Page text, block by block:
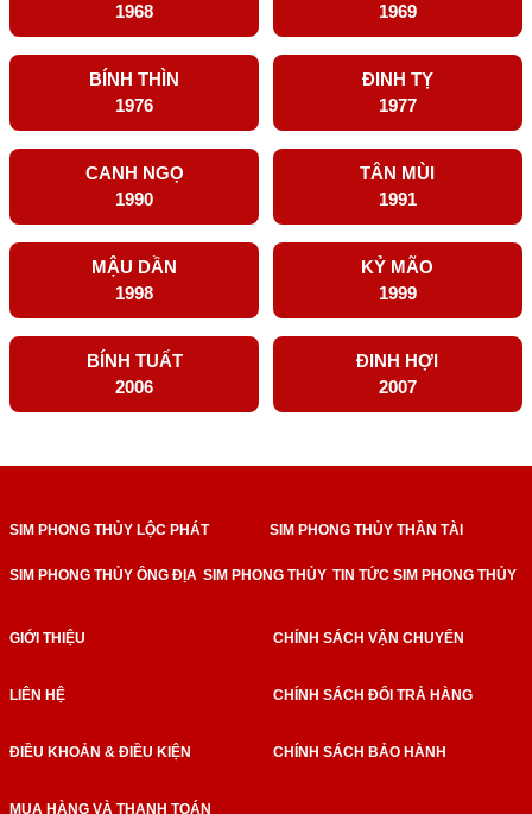
1968
1969
BÍNH THÌN
1976
ĐINH TỴ
1977
CANH NGỌ
1990
TÂN MÙI
1991
MẬU DẦN
1998
KỶ MÃO
1999
BÍNH TUẤT
2006
ĐINH HỢI
2007
SIM PHONG THỦY LỘC PHÁT SIM PHONG THỦY THẦN TÀI
SIM PHONG THỦY ÔNG ĐỊA SIM PHONG THỦY TIN TỨC SIM PHONG THỦY
GIỚI THIỆU
LIÊN HỆ
ĐIỀU KHOẢN & ĐIỀU KIỆN
MUA HÀNG VÀ THANH TOÁN
CHÍNH SÁCH VẬN CHUYỂN
CHÍNH SÁCH ĐỔI TRẢ HÀNG
CHÍNH SÁCH BẢO HÀNH